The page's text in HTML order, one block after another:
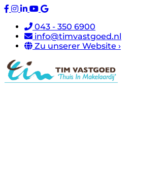
043 - 350 6900
info@timvastgoed.nl
Zu unserer Website ›